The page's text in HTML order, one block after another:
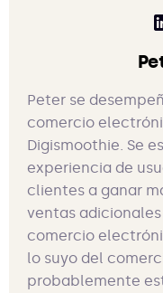
Peter se
comercio
Digismoothie. Se
experiencia de
clientes a ganar
ventas
comercio
lo suyo del
probablemente